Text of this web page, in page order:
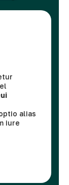
alias
iure